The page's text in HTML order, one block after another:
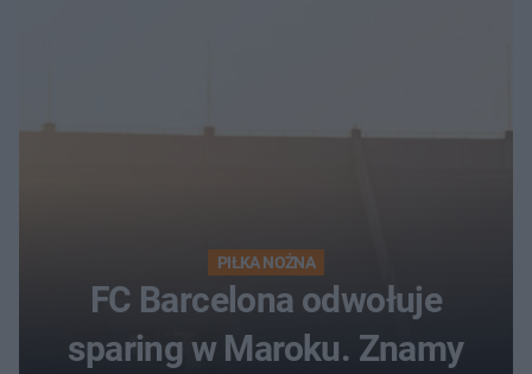
PIŁKA NOŻNA
FC Barcelona odwołuje
sparing w Maroku. Znamy